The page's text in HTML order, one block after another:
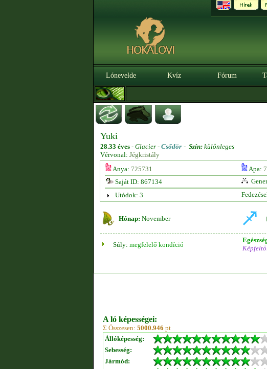
Lónevelde Kvíz Fórum
Yuki
28.33 éves - Glacier - Csődör - Szín: különleges
Vérvonal: Jégkristály
Anya: 725731 Apa:
Saját ID: 867134
Utódok: 3
Hónap: November
Súly: megfelelő kondíció
A ló képességei:
Σ Összesen: 5000.946 pt
Állóképesség:
Sebesség:
Jármód: